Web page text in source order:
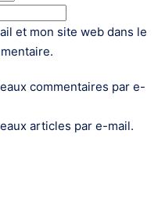
et mon site web dans le
commentaires par e-
articles par e-mail.